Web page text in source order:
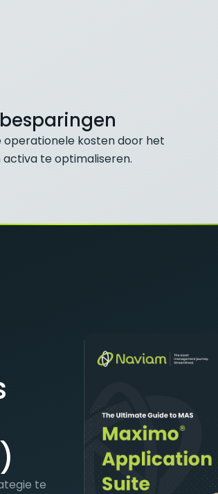
operationele kosten door het
activa te optimaliseren.
te